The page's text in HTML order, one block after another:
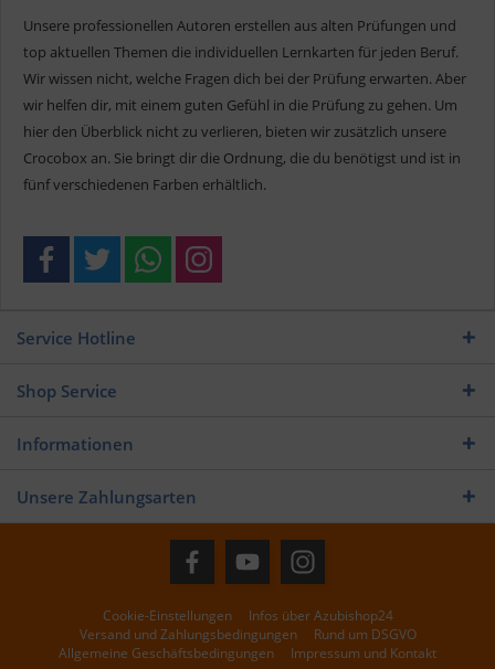
Unsere professionellen Autoren erstellen aus alten Prüfungen und
top aktuellen Themen die individuellen Lernkarten für jeden Beruf.
Wir wissen nicht, welche Fragen dich bei der Prüfung erwarten. Aber
wir helfen dir, mit einem guten Gefühl in die Prüfung zu gehen. Um
hier den Überblick nicht zu verlieren, bieten wir zusätzlich unsere
Crocobox an. Sie bringt dir die Ordnung, die du benötigst und ist in
fünf verschiedenen Farben erhältlich.
Service Hotline
Shop Service
Informationen
Unsere Zahlungsarten
Cookie-Einstellungen
Infos über Azubishop24
Versand und Zahlungsbedingungen
Rund um DSGVO
Allgemeine Geschäftsbedingungen
Impressum und Kontakt